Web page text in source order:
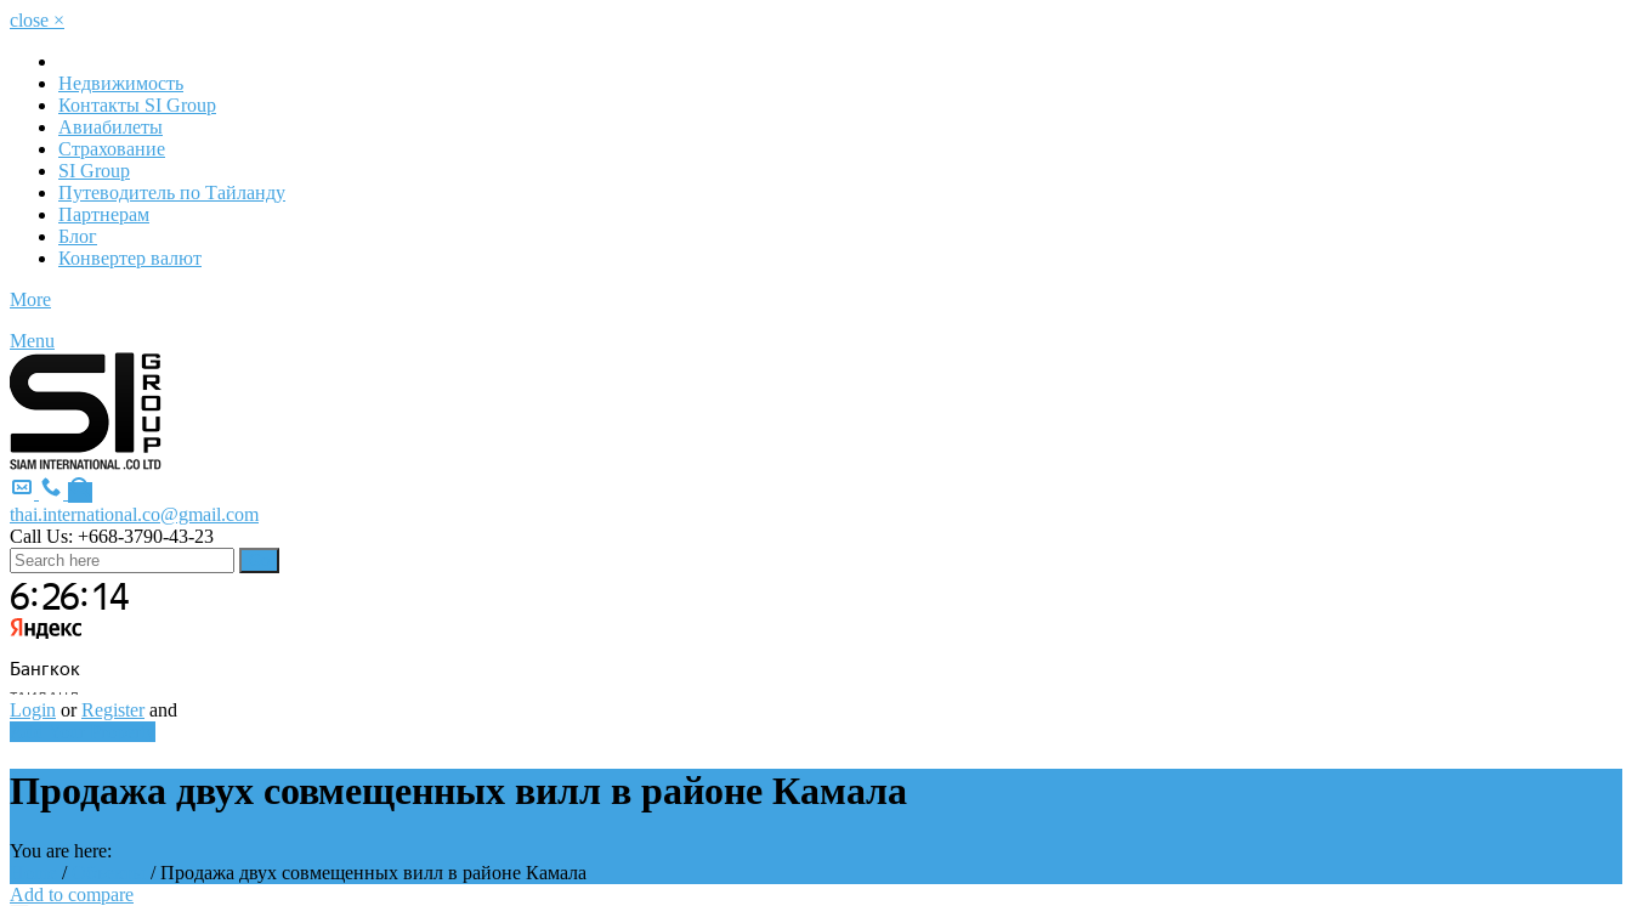
close ×
Недвижимость
Контакты SI Group
Авиабилеты
Страхование
SI Group
Путеводитель по Тайланду
Партнерам
Блог
Конвертер валют
More
Menu
thai.international.co@gmail.com
Call Us: +668-3790-43-23
Login or Register and
Продажа двух совмещенных вилл в районе Камала
You are here:
/ /Продажа двух совмещенных вилл в районе Камала
Add to compare